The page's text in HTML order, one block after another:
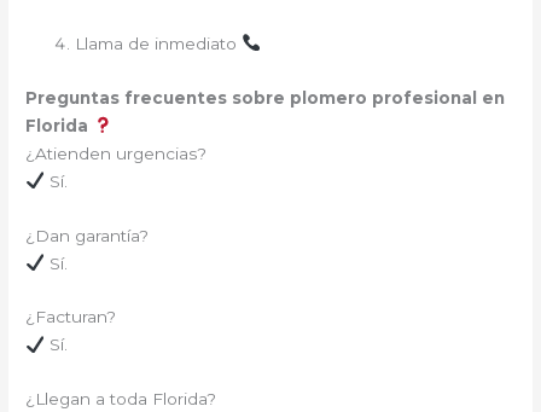
Llama de inmediato
Preguntas frecuentes sobre plomero profesional en
Florida
¿Atienden urgencias?
Sí.
¿Dan garantía?
Sí.
¿Facturan?
Sí.
¿Llegan a toda Florida?